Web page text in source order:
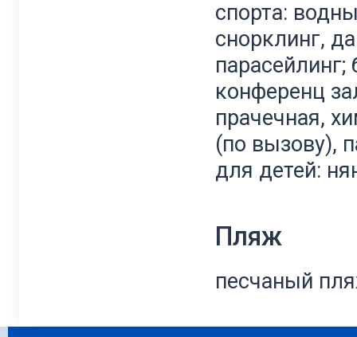
спорта:
снорклинг,
конференц
прачечная,
(по вызову),
для детей:
Пляж
песчаный